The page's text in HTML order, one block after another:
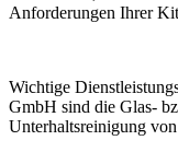
Anforderungen Ihrer
Wichtige
GmbH sind die Glas-
Unterhaltsreinigung